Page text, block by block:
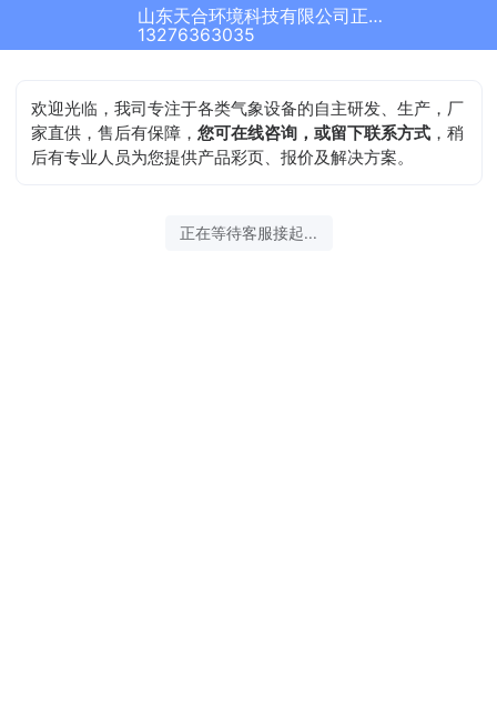
山东天合环境科技有限公司正在为您服务
13276363035
欢迎光临，我司专注于各类气象设备的自主研发、生产，厂
家直供，售后有保障，您可在线咨询，或留下联系方式 ，稍
后有专业人员为您提供产品彩页、报价及解决方案。
正在等待客服接起...